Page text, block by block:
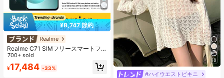
¥8,747 節約
Realme
Realme C71 SIMフリースマートフ
ォン 6GB+128GB/8GB+256GB グロ
ーバル版 4G LTE、Android 15、50
MP AIカメラ、120Hzディスプレ
700+ sold
¥17,484 -33%
18
#ハイウエストビキニ